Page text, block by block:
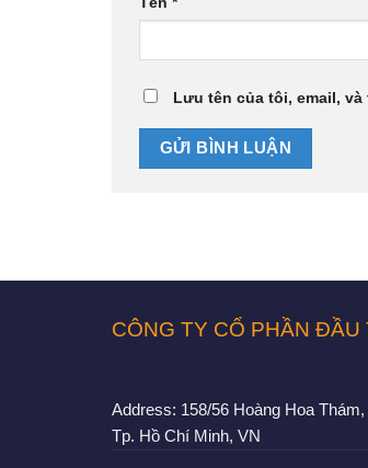
Lưu tên của tôi, email,
CÔNG TY CỔ PHẦN ĐẦU
Address: 158/56 Hoàng Hoa
Tp. Hồ Chí Minh, VN